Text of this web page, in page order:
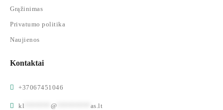
Grąžinimas
Privatumo politika
Naujienos
Kontaktai
+37067451046
kl @ as.lt